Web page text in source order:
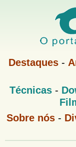
o
G
f
i
M
u
Destaques-
M
e
P
Técnicas-
G
Sobre nós -